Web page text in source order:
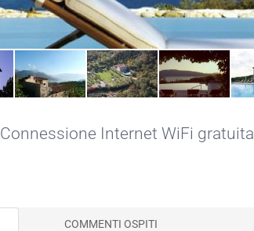
Connessione Internet WiFi gratuita
COMMENTI OSPITI